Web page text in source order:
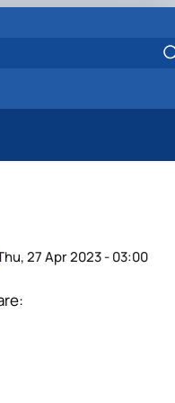
27 Apr 2023 - 03:00